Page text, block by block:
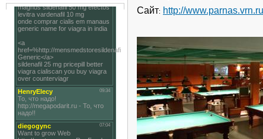
Сайт: http://www.parnas.vrn.ru